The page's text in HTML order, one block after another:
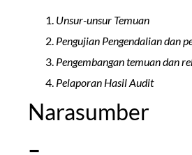
Unsur-unsur Temuan
Pengujian Pengendalian dan
Pengembangan temuan dan
Pelaporan Hasil Audit
Narasumber
–